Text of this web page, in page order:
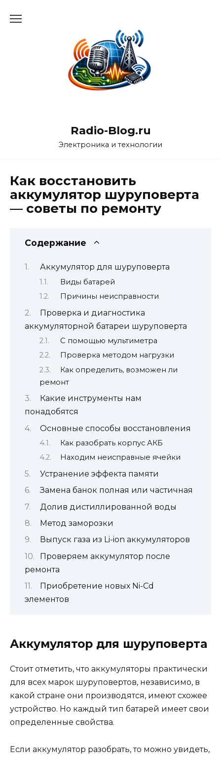
Radio-Blog.ru
Электроника и технологии
Как восстановить
аккумулятор шуруповерта
— советы по ремонту
Содержание
Аккумулятор для шуруповерта
Виды батарей
Причины неисправности
Проверка и диагностика
аккумуляторной батареи шуруповерта
С помощью мультиметра
Проверка методом нагрузки
Как определить, возможен ли
ремонт
Какие инструменты нам
понадобятся
Основные способы восстановления
Как разобрать корпус АКБ
Находим неисправные ячейки
Устранение эффекта памяти
Замена банок полная или частичная
Долив дистиллированной воды
Метод заморозки
Выпуск газа из Li-ion аккумуляторов
Проверяем аккумулятор после
ремонта
Приобретение новых Ni-Cd
элементов
Аккумулятор для шуруповерта
Стоит отметить, что аккумуляторы практически
для всех марок шуруповертов, независимо, в
какой стране они производятся, имеют схожее
устройство. Но каждый тип батарей имеет свои
определенные свойства.
Если аккумулятор разобрать, то можно увидеть,